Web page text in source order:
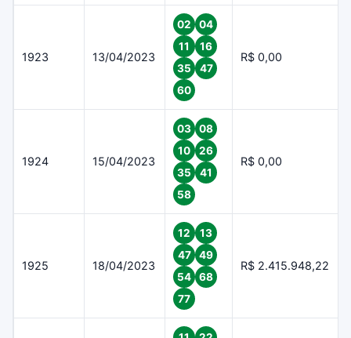
1923 13/04/2023
02
04
11
16
35
47
60
R$ 0,00
1924 15/04/2023
03
08
10
26
35
41
58
R$ 0,00
1925 18/04/2023
12
13
47
49
54
68
77
R$ 2.415.948,22